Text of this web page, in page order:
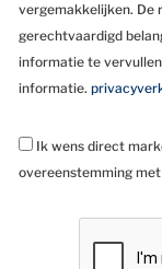
vergemakkelijken. De
gerechtvaardigd
informatie te
informatie.
Ik wens direct
overeenstemming